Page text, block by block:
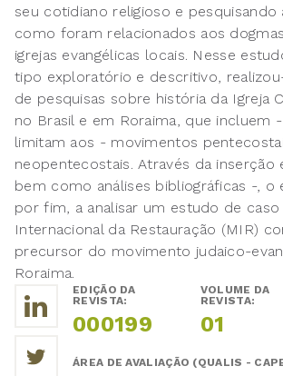
seu cotidiano religioso e pesquisando
como foram relacionados aos
igrejas evangélicas locais. Nesse
tipo exploratório e descritivo,
de pesquisas sobre história da Igreja
no Brasil e em Roraima, que incluem
limitam aos - movimentos
neopentecostais. Através da
bem como análises bibliográficas -, o
por fim, a analisar um estudo de
Internacional da Restauração (MIR)
precursor do movimento judaico-
Roraima.
EDIÇÃO DA
REVISTA:
000199
VOLUME DA
REVISTA:
01
ÁREA DE AVALIAÇÃO (QUALIS -